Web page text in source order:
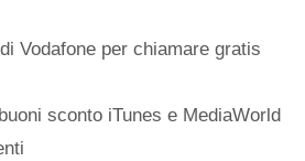
Vodafone per chiamare gratis
sconto iTunes e MediaWorld